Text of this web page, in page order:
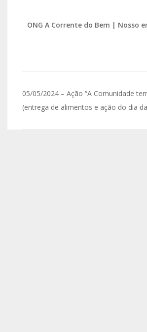
ONG A Corrente do Bem |
05/05/2024 – Ação “A Comunidade
(entrega de alimentos e ação do dia